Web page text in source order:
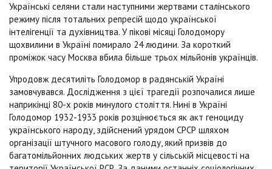
Українські селяни стали наступними жертвами сталінського
режиму після тотальних репресій щодо української
інтелігенції та духівництва. У пікові місяці Голодомору
щохвилини в Україні помирало 24 людини. За короткий
проміжок часу Москва вбила більше трьох мільйонів українців.
Упродовж десятиліть Голодомор в радянській Україні
замовчувався. Дослідження з цієї трагедії розпочалися лише
наприкінці 80-х років минулого століття. Нині в Україні
Голодомор 1932-1933 років розцінюється як акт геноциду
українського народу, здійснений урядом СРСР шляхом
організації штучного масового голоду, який призвів до
багатомільйонних людських жертв у сільській місцевості на